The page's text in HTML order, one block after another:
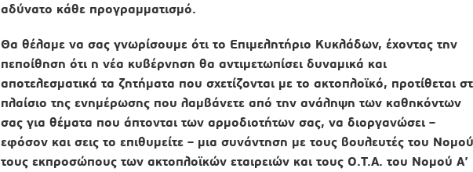
αδύνατο κάθε προγραμματισμό.
Θα θέλαμε να σας γνωρίσουμε ότι το Επιμελητήριο Κυκλάδων, έχοντας την
πεποίθηση ότι η νέα κυβέρνηση θα αντιμετωπίσει δυναμικά και
αποτελεσματικά τα ζητήματα που σχετίζονται με το ακτοπλοϊκό, προτίθεται
πλαίσιο της ενημέρωσης που λαμβάνετε από την ανάληψη των καθηκόντων
σας για θέματα που άπτονται των αρμοδιοτήτων σας, να διοργανώσει –
εφόσον και σεις το επιθυμείτε – μια συνάντηση με τους βουλευτές του
τους εκπροσώπους των ακτοπλοϊκών εταιρειών και τους Ο.Τ.Α. του Νομού Α’